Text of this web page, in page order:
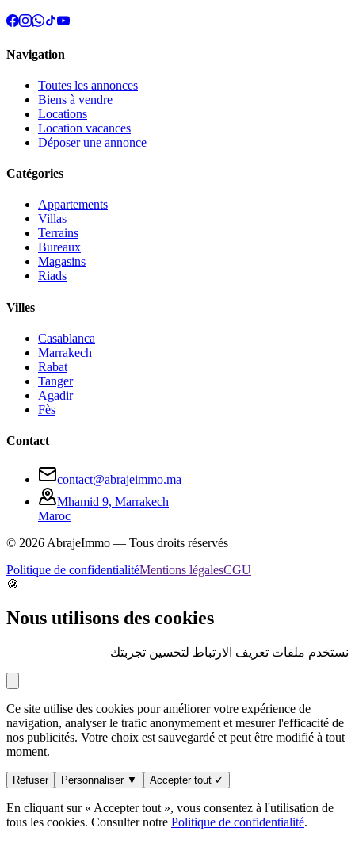
Navigation
Toutes les annonces
Biens à vendre
Locations
Location vacances
Déposer une annonce
Catégories
Appartements
Villas
Terrains
Bureaux
Magasins
Riads
Villes
Casablanca
Marrakech
Rabat
Tanger
Agadir
Fès
Contact
contact@abrajeimmo.ma
Mhamid 9, Marrakech
Maroc
© 2026AbrajeImmo — Tous droits réservés
Politique de confidentialitéMentions légalesCGU
🍪
Nous utilisons des cookies
نستخدم ملفات تعريف الارتباط لتحسين تجربتك
Ce site utilise des cookies pour améliorer votre expérience de
navigation, analyser le trafic anonymement et mesurer l'efficacité de
nos publicités. Votre choix est sauvegardé et peut être modifié à tout
moment.
Refuser Personnaliser ▼ Accepter tout ✓
En cliquant sur « Accepter tout », vous consentez à l'utilisation de
tous les cookies. Consulter notre Politique de confidentialité.